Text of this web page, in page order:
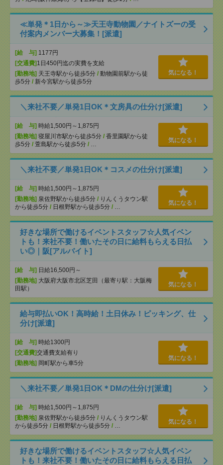
≪単発＊1日から～≫天王寺動物園／ナイトズーの受
付案内メンバー大募集！[派遣]
[給 与] 1177円
[交通費] 1日450円迄の実費を支給
[勤務地] 天王寺駅から徒歩5分 / 動物園前駅から徒
歩5分 / 新今宮駅から徒歩5分
気になる！
＼来社不要／単発1日OK＊文房具の仕分け[派遣]
[給 与] 時給1,500円～1,875円
[勤務地] 寝屋川市駅から徒歩5分 / 香里園駅から徒
歩5分 / 萱島駅から徒歩5分 / …
気になる！
＼来社不要／単発1日OK＊コスメの仕分け[派遣]
[給 与] 時給1,500円～1,875円
[勤務地] 泉佐野駅から徒歩5分 / りんくうタウン駅
から徒歩5分 / 日根野駅から徒歩5分 / …
気になる！
好きな場所で働けるイベントスタッフ☆人気イベン
トも！来社不要！働いたその日に給料もらえる日払
い◎｜阪[アルバイト]
[給 与] 日給16,500円～
[勤務地] 大阪府大阪市北区芝田（最寄り駅：大阪梅
田駅）
気になる！
給与即払いOK！高時給！土日休み！ピッキング、仕
分け[派遣]
[給 与] 時給1300円
[交通費]交通費支給有り
[勤務地] 岡町駅から車5分
気になる！
＼来社不要／単発1日OK＊DMの仕分け[派遣]
[給 与] 時給1,500円～1,875円
[勤務地] 泉佐野駅から徒歩5分 / りんくうタウン駅
から徒歩5分 / 日根野駅から徒歩5分 / …
気になる！
好きな場所で働けるイベントスタッフ☆人気イベン
トも！来社不要！働いたその日に給料もらえる日払